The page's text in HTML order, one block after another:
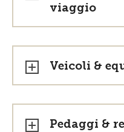
viaggio
Veicoli &
Pedaggi &